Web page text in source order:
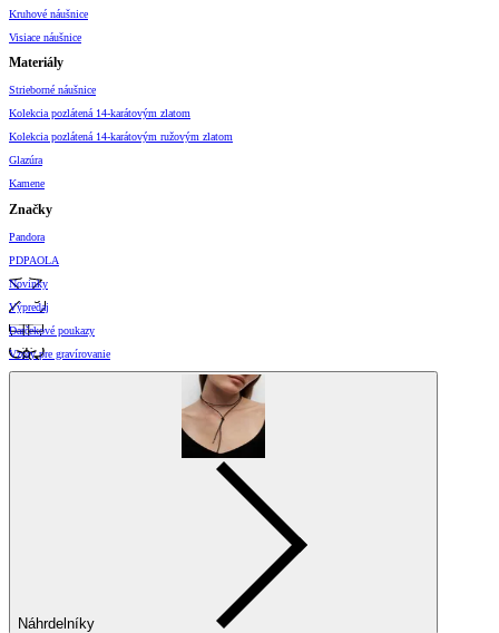
Kruhové náušnice
Visiace náušnice
Materiály
Strieborné náušnice
Kolekcia pozlátená 14-karátovým zlatom
Kolekcia pozlátená 14-karátovým ružovým zlatom
Glazúra
Kamene
Značky
Pandora
PDPAOLA
Novinky
Výpredaj
Darčekové poukazy
Vzory pre gravírovanie
Náhrdelníky